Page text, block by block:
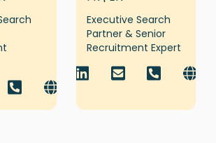
Executive Search
Partner & Senior
Recruitment Expert